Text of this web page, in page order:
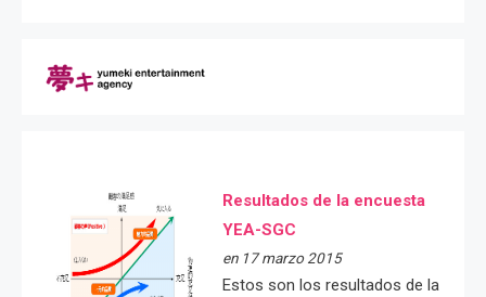
Resultados de la encuesta
YEA-SGC
en 17 marzo 2015
Estos son los resultados de la